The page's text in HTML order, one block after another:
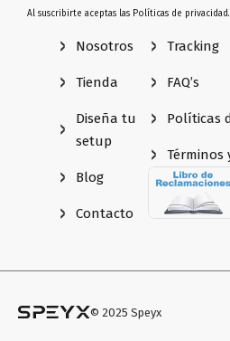
Nosotros
Tienda
Diseña tu
setup
Blog
Contacto
Tracking
FAQ’s
Políticas
Términos
Al suscribirte aceptas las Políticas de privacidad.
© 2025 Speyx